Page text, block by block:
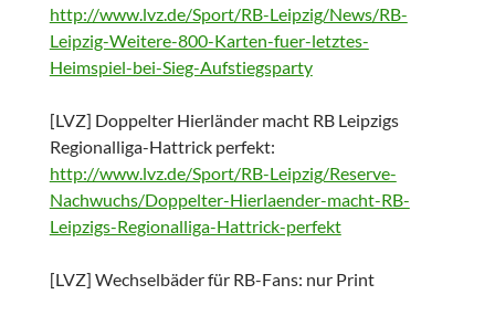
http://www.lvz.de/Sport/RB-Leipzig/News/RB-
Leipzig-Weitere-800-Karten-fuer-letztes-
Heimspiel-bei-Sieg-Aufstiegsparty
[LVZ] Doppelter Hierländer macht RB Leipzigs
Regionalliga-Hattrick perfekt:
http://www.lvz.de/Sport/RB-Leipzig/Reserve-
Nachwuchs/Doppelter-Hierlaender-macht-RB-
Leipzigs-Regionalliga-Hattrick-perfekt
[LVZ] Wechselbäder für RB-Fans: nur Print